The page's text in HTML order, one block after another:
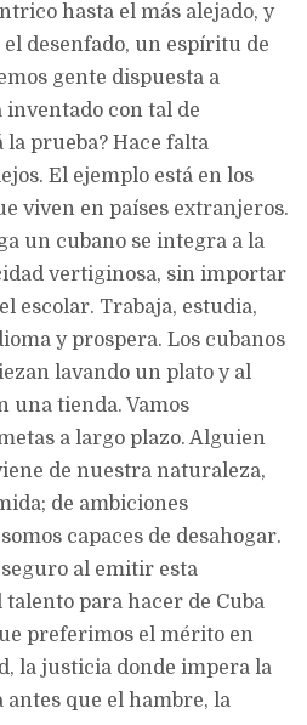
hasta el más alejado, y
desenfado, un espíritu de
gente dispuesta a
con tal de
la prueba? Hace falta
El ejemplo está en los
viven en países extranjeros.
un cubano se integra a la
vertiginosa, sin importar
escolar. Trabaja, estudia,
y prospera. Los cubanos
lavando un plato y al
una tienda. Vamos
a largo plazo. Alguien
de nuestra naturaleza,
de ambiciones
capaces de desahogar.
al emitir esta
talento para hacer de Cuba
preferimos el mérito en
la justicia donde impera la
que el hambre, la